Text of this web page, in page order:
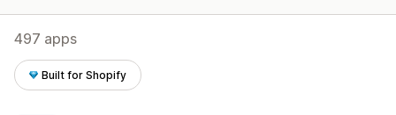
497 apps
Built for Shopify